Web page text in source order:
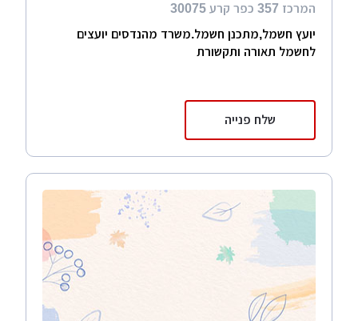
המרכז 357 כפר קרע 30075
יועץ חשמל,מתכנן חשמל.משרד מהנדסים יועצים
לחשמל תאורה ותקשורת
שלח פנייה